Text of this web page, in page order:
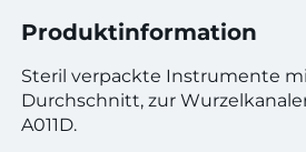
Produktinformation
Steril verpackte Instrumente
Durchschnitt, zur
A011D.